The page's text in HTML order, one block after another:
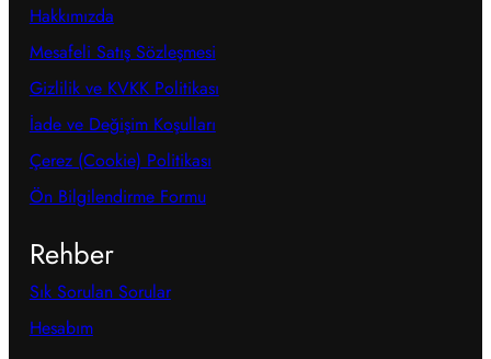
Hakkımızda
Mesafeli Satış Sözleşmesi
Gizlilik ve KVKK Politikası
İade ve Değişim Koşulları
Çerez (Cookie) Politikası
Ön Bilgilendirme Formu
Rehber
Sık Sorulan Sorular
Hesabım